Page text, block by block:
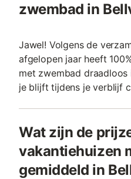
zwembad in
Jawel! Volgens de
afgelopen jaar heeft
met zwembad draadloos
je blijft tijdens je verblijf
Wat zijn de
vakantiehuizen
gemiddeld in